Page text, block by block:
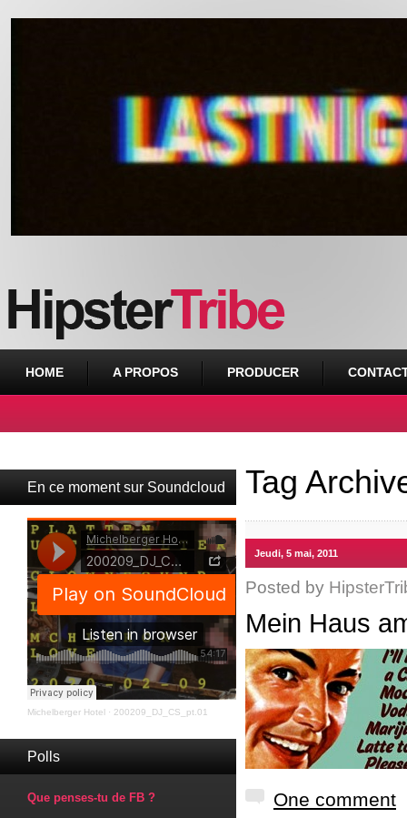
HOME A PROPOS PRODUCER
En ce moment sur Soundcloud
Michelberger Hotel · 200209_DJ_CS_pt.01
Polls
Que penses-tu de FB ?
Tag
Jeudi, 5 mai, 2011
Posted by
Mein Haus
One comment